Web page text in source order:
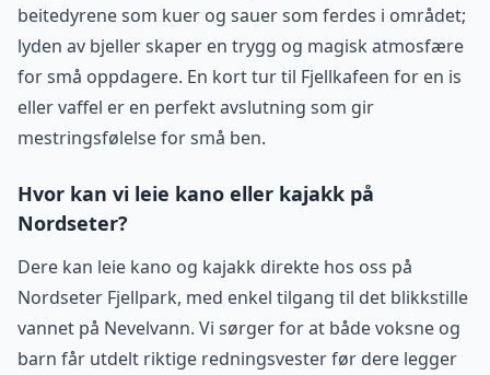
beitedyrene som kuer og sauer som ferdes i området;
lyden av bjeller skaper en trygg og magisk atmosfære
for små oppdagere. En kort tur til Fjellkafeen for en is
eller vaffel er en perfekt avslutning som gir
mestringsfølelse for små ben.
Hvor kan vi leie kano eller kajakk på
Nordseter?
Dere kan leie kano og kajakk direkte hos oss på
Nordseter Fjellpark, med enkel tilgang til det blikkstille
vannet på Nevelvann. Vi sørger for at både voksne og
barn får utdelt riktige redningsvester før dere legger